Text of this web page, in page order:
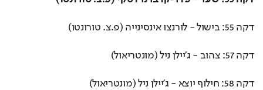
דקה 55: בישול - לורנצו אינסינייה (פ.צ. טורונטו)
דקה 57: צהוב - ג'יילן ניל (מונטריאול)
דקה 58: חילוף יוצא - ג'יילן ניל (מונטריאול)